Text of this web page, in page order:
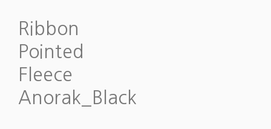
Ribbon
Pointed
Fleece
Anorak_Black